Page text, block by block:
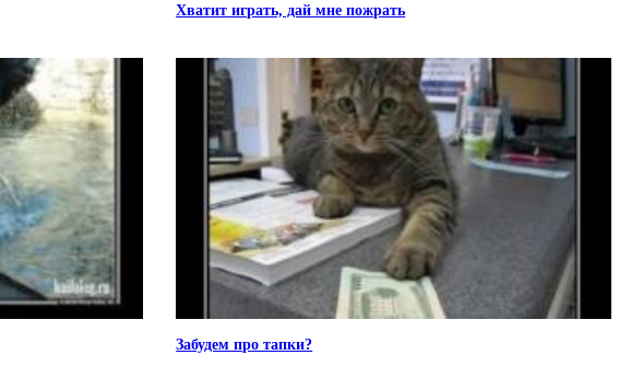
Хватит играть, дай мне пожрать
Забудем про тапки?